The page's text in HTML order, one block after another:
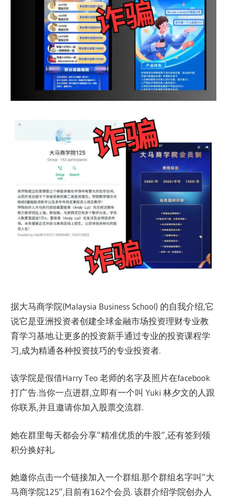
据大马商学院(Malaysia Business School) 的自我介绍,它
说它是亚洲投资者创建全球金融市场投资理财专业教
育学习基地.让更多的投资新手通过专业的投资课程学
习,成为精通各种投资技巧的专业投资者.
该学院是假借Harry Teo 老师的名字及照片在facebook
打广告.当你一点进群,立即有一个叫 Yuki 林夕文的人跟
你联系,并且邀请你加入股票交流群.
她在群里每天都会分享”精准优质的牛股”,还有签到领
积分换好礼.
她邀你点击一个链接加入一个群组.那个群组名字叫”大
马商学院125”,目前有162个会员. 该群介绍学院创办人